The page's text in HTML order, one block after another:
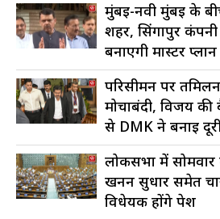
मुंबई-नवी मुंबई के
शहर, सिंगापुर कंपनी
बनाएगी मास्टर प्लान
परिसीमन पर
मोर्चाबंदी, विजय
से DMK ने बनाई
लोकसभा में सोमवार
खनन सुधार समेत
विधेयक होंगे पेश